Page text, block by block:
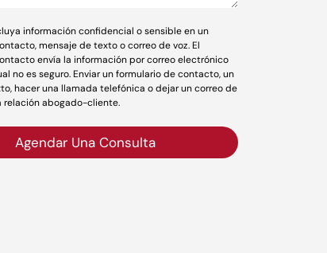
información confidencial o sensible en un
mensaje de texto o correo de voz. El
envía la información por correo electrónico
no es seguro. Enviar un formulario de contacto, un
hacer una llamada telefónica o dejar un correo de
relación abogado-cliente.
Agendar Una Consulta